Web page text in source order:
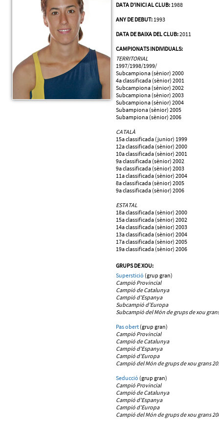
DATA D'INICI AL CLUB: 1988
ANY DE DEBUT: 1993
DATA DE BAIXA DEL CLUB:2011
CAMPIONATS INDIVIDUALS:
TERRITORIAL
1997/1998/1999/
Subcampiona (sènior) 2000
4a classificada (sènior) 2001
Subcampiona (sènior) 2002
Subcampiona (sènior) 2003
Subcampiona (sènior) 2004
Subampiona (sènior) 2005
Subampiona (sènior) 2006
CATALÀ
15a classificada (junior) 1999
12a classificada (sènior) 2000
10a classificada (sènior) 2001
9a classificada (sènior) 2002
9a classificada (sènior) 2003
11a classificada (sènior) 2004
8a classificada (sènior) 2005
9a classificada (sènior) 2006
ESTATAL
18a classificada (sènior) 2000
15a classificada (sènior) 2002
14a classificada (sènior) 2003
13a classificada (sènior) 2004
17a classificada (sènior) 2005
19a classificada (sènior) 2006
GRUPS DE XOU:
Superstició (grup gran)
Campió Provincial
Campió de Catalunya
Campió d'Espanya
Subcampió d'Europa
Subcampió del Món de grups de xou
Pas obert(grup gran)
Campió Provincial
Campió de Catalunya
Campió d'Espanya
Campió d'Europa
Campió del Món de grups de xou grans
Seducció (grup gran)
Campió Provincial
Campió de Catalunya
Campió d'Espanya
Campió d'Europa
Campió del Món de grups de xou grans